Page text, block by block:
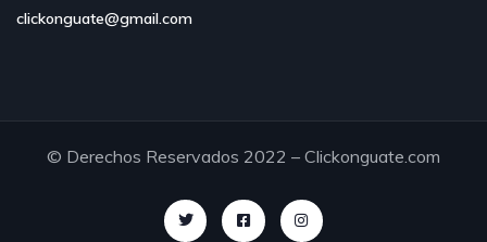
clickonguate@gmail.com
© Derechos Reservados 2022 – Clickonguate.com